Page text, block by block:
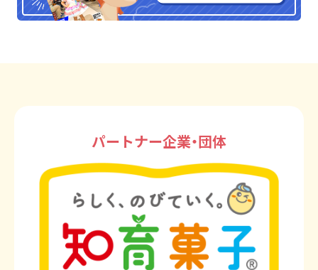
パートナー企業・団体